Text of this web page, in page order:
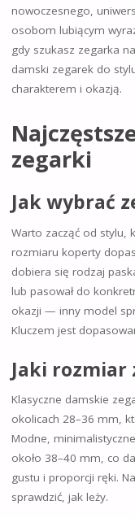
nowoczesnego,
osobom lubiącym
gdy szukasz zegarka
damski zegarek do
charakterem i okazją.
zegarki
Jak wybrać
Warto zacząć od stylu,
rozmiaru koperty
dobiera się rodzaj
lub pasował do
okazji — inny model
Kluczem jest
Jaki rozmiar
Klasyczne damskie
okolicach 28–36 mm,
Modne,
około 38–40 mm, co
gustu i proporcji ręki.
sprawdzić, jak leży.